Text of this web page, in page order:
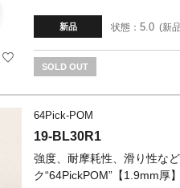
新品 状態： 5.0 新品
SOLD OUT
64Pick-POM
19-BL30R1
強度、耐摩耗性、滑り性な
ク“64PickPOM”【1.9mm厚】